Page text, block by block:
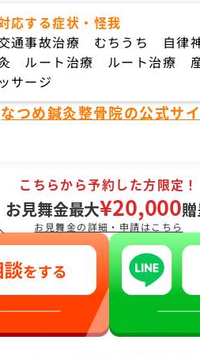
応する症状・怪我
通事故治療 むちうち 自
ルート治療 ルート治療
ッサージ
なつめ鍼灸整骨院の公式サ
こちらから予約した方限定！
お見舞金最大¥20,000
お見舞金の詳細・申請はこちら